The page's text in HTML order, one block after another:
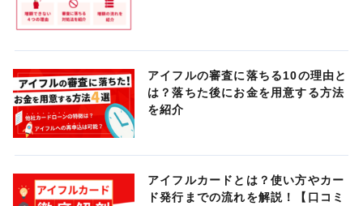
アイフルの審査に落ちる10の理由と
は？落ちた後にお金を用意する方法
を紹介
アイフルカードとは？使い方やカー
ド発行までの流れを解説！【口コミ